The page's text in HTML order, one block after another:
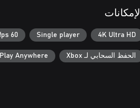
الإمكانات
4K Ultra HD
Single player
60 fps+
الحفظ السحابي لـ Xbox Anywhere